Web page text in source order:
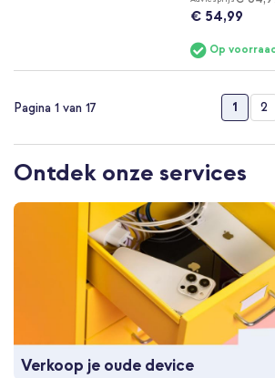
€ 54,99
Op
Pagina 1 van 17 Pagina
U lees
1 2
Ontdek onze services
Verkoop je oude device